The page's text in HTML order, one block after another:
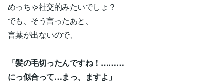
めっちゃ社交的みたいでしょ？
でも、そう言ったあと、
言葉が出ないので、
「髪の毛切ったんですね！………
にっ似合って…まっ、ますよ」